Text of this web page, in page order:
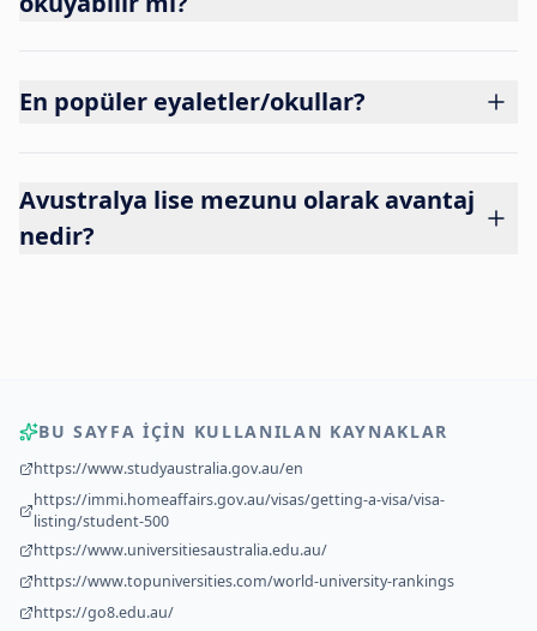
En popüler eyaletler/okullar?
Avustralya lise mezunu olarak avantaj
nedir?
BU SAYFA IÇIN KULLANILAN KAYNAKLAR
https://www.studyaustralia.gov.au/en
https://immi.homeaffairs.gov.au/visas/getting-a-visa/visa-
listing/student-500
https://www.universitiesaustralia.edu.au/
https://www.topuniversities.com/world-university-rankings
https://go8.edu.au/